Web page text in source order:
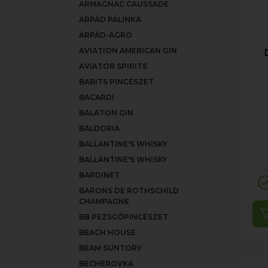
ARMAGNAC CAUSSADE
ÁRPÁD PÁLINKA
ÁRPÁD-AGRO
AVIATION AMERICAN GIN
AVIATOR SPIRITS
BABITS PINCÉSZET
BACARDI
BALATON GIN
BALDORIA
BALLANTINE'S WHISKY
BALLANTINE'S WHISKY
BARDINET
BARONS DE ROTHSCHILD
CHAMPAGNE
BB PEZSGŐPINCÉSZET
BEACH HOUSE
BEAM SUNTORY
BECHEROVKA